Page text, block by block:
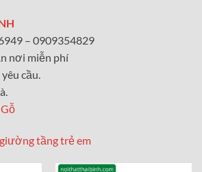
– 0909354829
nơi miễn phí
cầu.
tầng trẻ em